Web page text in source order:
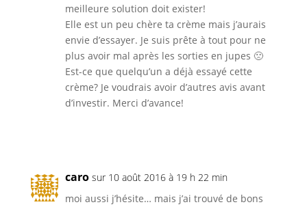
meilleure solution doit exister!
Elle est un peu chère ta crème mais j’aurais
envie d’essayer. Je suis prête à tout pour ne
plus avoir mal après les sorties en jupes 🙁
Est-ce que quelqu’un a déjà essayé cette
crème? Je voudrais avoir d’autres avis avant
d’investir. Merci d’avance!
caro sur 10 août 2016 à 19 h 22 min
moi aussi j’hésite… mais j’ai trouvé de bons